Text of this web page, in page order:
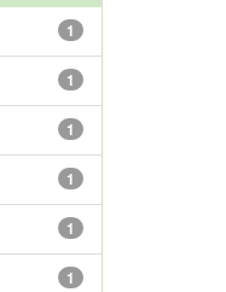
1
1
1
1
1
1